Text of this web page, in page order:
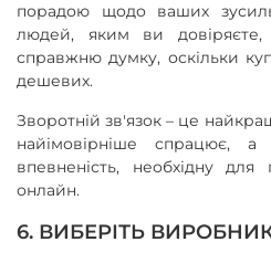
порадою щодо ваших
людей, яким ви
справжню думку, оскільки
дешевих.
Зворотній зв'язок – це
найімовірніше спрацює,
впевненість, необхідну
онлайн.
6. ВИБЕРІТЬ